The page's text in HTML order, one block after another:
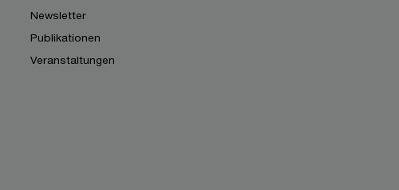
Newsletter
Publikationen
Veranstaltungen